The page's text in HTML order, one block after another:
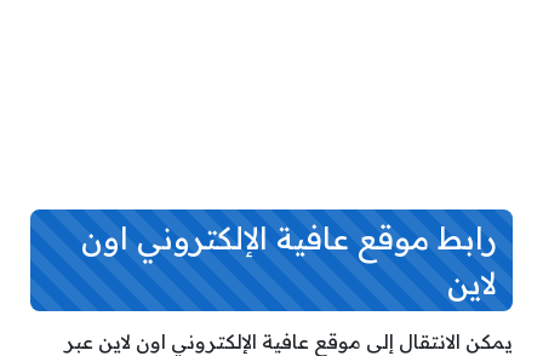
رابط موقع عافية الإلكتروني اون
لاين
يمكن الانتقال إلى موقع عافية الإلكتروني اون لاين عبر